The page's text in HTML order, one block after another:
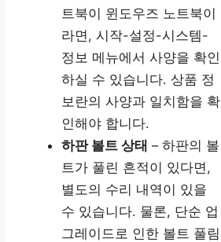
트북이 윈도우즈 노트북이
라면, 시작-설정-시스템-
정보 메뉴에서 사양을 확인
하실 수 있습니다. 상품 정
보란의 사양과 일치함을 확
인해야 합니다.
하판 볼트 상태 – 하판의 볼
트가 풀린 흔적이 있다면,
별도의 수리 내역이 있을
수 있습니다. 물론, 단순 업
그레이드로 인한 볼트 풀림